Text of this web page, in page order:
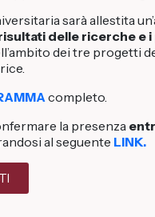
sarà allestita
delle ricerche e
dei tre progetti
completo.
la presenza
al seguente LINK.